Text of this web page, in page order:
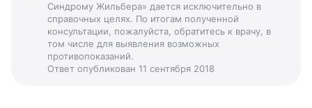
Синдрому Жильбера» дается исключительно в
справочных целях. По итогам полученной
консультации, пожалуйста, обратитесь к врачу, в
том числе для выявления возможных
противопоказаний.
Ответ опубликован 11 сентября 2018